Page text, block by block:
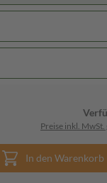
Preise inkl.
In den Warenkorb